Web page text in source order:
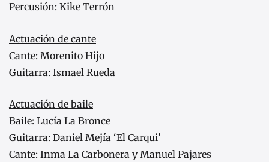
Percusión: Kike Terrón
Actuación de cante
Cante: Morenito Hijo
Guitarra: Ismael Rueda
Actuación de baile
Baile: Lucía La Bronce
Guitarra: Daniel Mejía ‘El Carqui’
Cante: Inma La Carbonera y Manuel Pajares